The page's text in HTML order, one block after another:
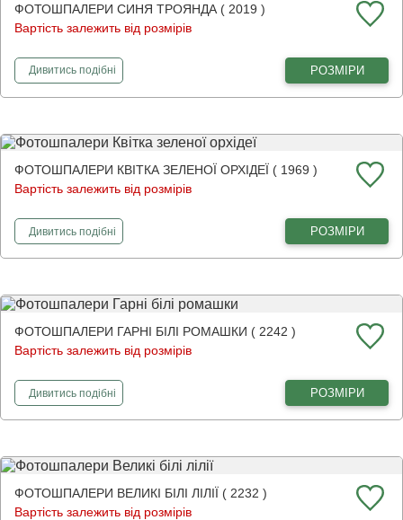
ФОТОШПАЛЕРИ СИНЯ ТРОЯНДА ( 2019 )
Вартість залежить від розмірів
Дивитисьфотошпалери
подібні РОЗМІРИ
ФОТОШПАЛЕРИ КВІТКА ЗЕЛЕНОЇ ОРХІДЕЇ ( 1969 )
Вартість залежить від розмірів
Дивитисьфотошпалери
подібні РОЗМІРИ
ФОТОШПАЛЕРИ ГАРНІ БІЛІ РОМАШКИ ( 2242 )
Вартість залежить від розмірів
Дивитисьфотошпалери
подібні РОЗМІРИ
ФОТОШПАЛЕРИ ВЕЛИКІ БІЛІ ЛІЛІЇ ( 2232 )
Вартість залежить від розмірів